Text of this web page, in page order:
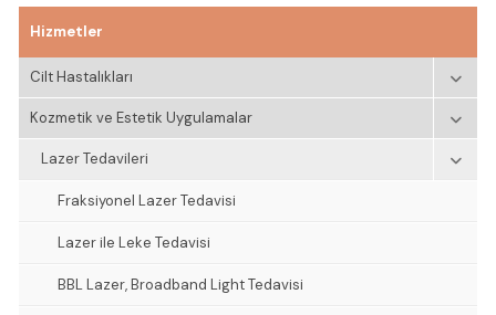
Hizmetler
Cilt Hastalıkları
Kozmetik ve Estetik Uygulamalar
Lazer Tedavileri
Fraksiyonel Lazer Tedavisi
Lazer ile Leke Tedavisi
BBL Lazer, Broadband Light Tedavisi